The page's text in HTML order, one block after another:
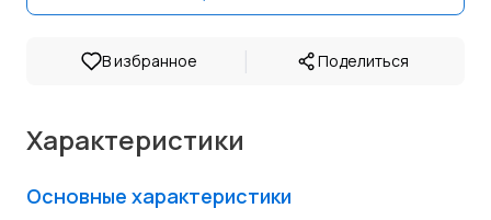
В избранное | Поделиться
Характеристики
Основные характеристики